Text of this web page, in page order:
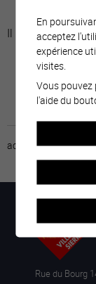
Il n'y a aucune
accueil horaire
Rue du Bourg
En
acceptez
expérience
visites.
Vous pouvez
l'aide du